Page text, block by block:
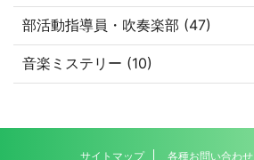
部活動指導員・吹奏楽部 (47)
音楽ミステリー (10)
サイトマップ 各種お問い合わせ